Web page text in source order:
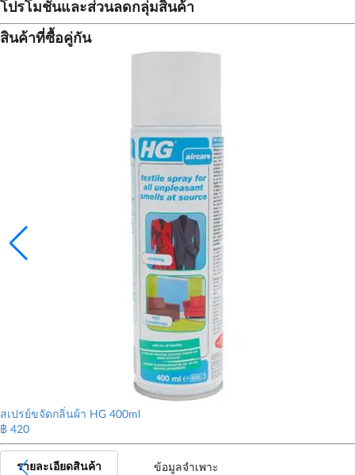
โปรโมชั่นและส่วนลดกลุ่มสินค้า
สินค้าที่ซื้อคู่กัน
สเปรย์ขจัดกลิ่นผ้า HG 400ml
฿ 420
รายละเอียดสินค้า ข้อมูลจำเพาะ